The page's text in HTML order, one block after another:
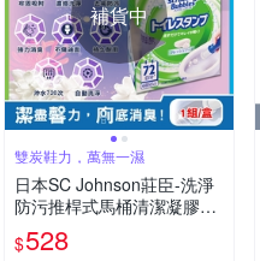
補貨中
雙炭鞋力，萬無一濕
日本SC Johnson莊臣-洗淨
防污推桿式馬桶清潔凝膠38
g+推桿1支/盒(便器去污可替
換補充清潔劑,廁所免刷洗香
$528